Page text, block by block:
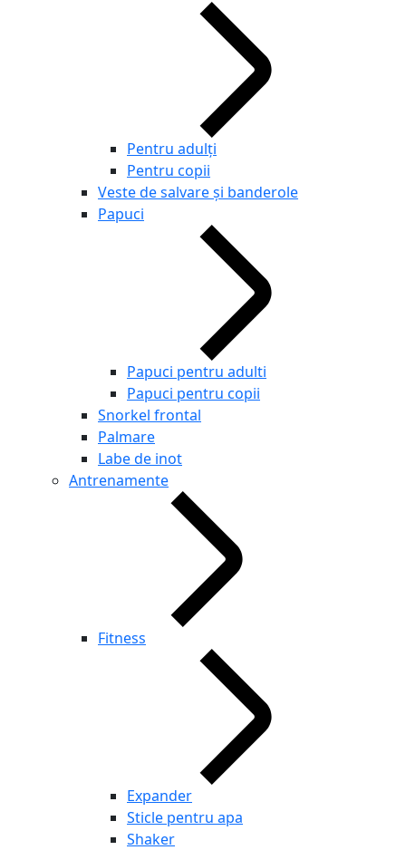
Pentru adulţi
Pentru copii
Veste de salvare și banderole
Papuci
Papuci pentru adulti
Papuci pentru copii
Snorkel frontal
Palmare
Labe de inot
Antrenamente
Fitness
Expander
Sticle pentru apa
Shaker